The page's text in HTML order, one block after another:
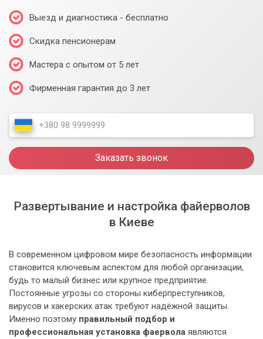
Выезд и диагностика - бесплатно
Скидка пенсионерам
Мастера с опытом от 5 лет
Фирменная гарантия до 3 лет
Заказать звонок
Развертывание и настройка файерволов
в Киеве
В современном цифровом мире безопасность информации
становится ключевым аспектом для любой организации,
будь то малый бизнес или крупное предприятие.
Постоянные угрозы со стороны киберпреступников,
вирусов и хакерских атак требуют надёжной защиты.
Именно поэтому правильный подбор и
профессиональная установка фаервола являются